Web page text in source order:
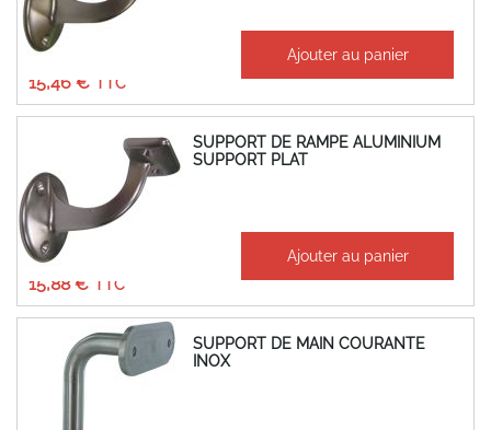
À partir de
15,46 €
Ajouter au panier
SUPPORT DE RAMPE ALUMINIUM
SUPPORT PLAT
À partir de
15,88 €
13,23 € Ajouter au panier
SUPPORT DE MAIN COURANTE
INOX